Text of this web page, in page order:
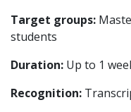
Target groups:
students
Duration: Up to 1
Recognition: